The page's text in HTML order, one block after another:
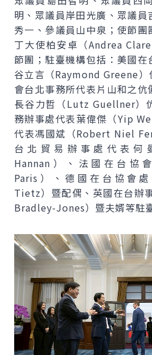
明、眾議員岸田光廣、眾議
秀一、參議員山中泉；使節
丁大使柏安卓（Andrea
節團；駐臺機構包括：美國
谷立言（Raymond Greene）
會台北事務所代表片山和之
長谷力哲（Lutz Guellner）
務辦事處代表葉偉傑（Yip
代表馮國斌（Robert Niel
台北貿易辦事處代表何
Hannan）、法國在台協
Paris）、德國在台協會
Tietz）暨配偶、英國在台辦
Bradley-Jones）暨夫婿等駐